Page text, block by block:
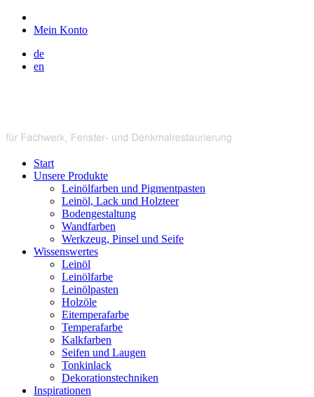
Mein Konto
de
en
Start
Unsere Produkte
Leinölfarben und Pigmentpasten
Leinöl, Lack und Holzteer
Bodengestaltung
Wandfarben
Werkzeug, Pinsel und Seife
Wissenswertes
Leinöl
Leinölfarbe
Leinölpasten
Holzöle
Eitemperafarbe
Temperafarbe
Kalkfarben
Seifen und Laugen
Tonkinlack
Dekorationstechniken
Inspirationen